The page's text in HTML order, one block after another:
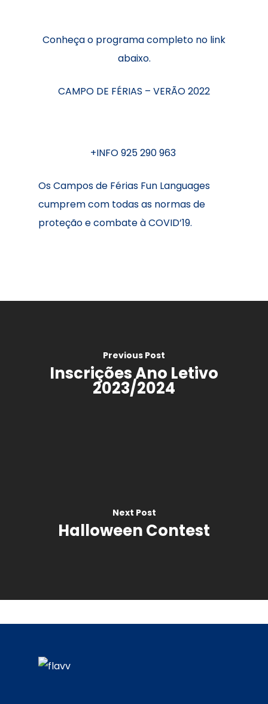
Conheça o programa completo no link
abaixo.
CAMPO DE FÉRIAS – VERÃO 2022
+INFO 925 290 963
Os Campos de Férias Fun Languages
cumprem com todas as normas de
proteção e combate à COVID’19.
Previous Post
Inscrições Ano Letivo
2023/2024
Next Post
Halloween Contest
Início
Traduções
Blog
Contactos